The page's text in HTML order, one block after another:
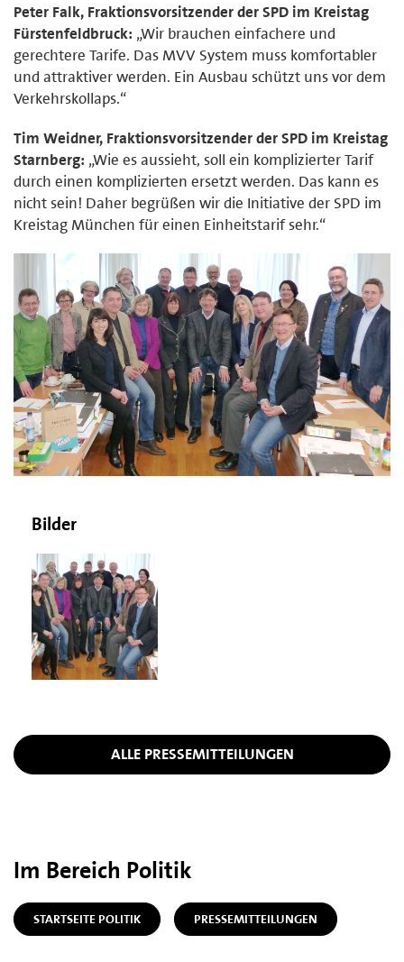
Peter Falk, Fraktionsvorsitzender der SPD im Kreistag
Fürstenfeldbruck: „Wir brauchen einfachere und
gerechtere Tarife. Das MVV System muss komfortabler
und attraktiver werden. Ein Ausbau schützt uns vor dem
Verkehrskollaps.“
Tim Weidner, Fraktionsvorsitzender der SPD im Kreistag
Starnberg: „Wie es aussieht, soll ein komplizierter Tarif
durch einen komplizierten ersetzt werden. Das kann es
nicht sein! Daher begrüßen wir die Initiative der SPD im
Kreistag München für einen Einheitstarif sehr.“
Bilder
ALLE PRESSEMITTEILUNGEN
Im Bereich Politik
STARTSEITE POLITIK PRESSEMITTEILUNGEN